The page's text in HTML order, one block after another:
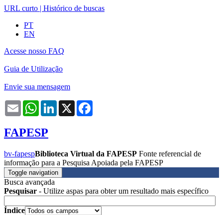
URL curto | Histórico de buscas
PT
EN
Acesse nosso FAQ
Guia de Utilização
Envie sua mensagem
Email WhatsAppLinkedIn
X
FAPESP
bv-fapespBiblioteca Virtual da FAPESP Fonte referencial de
informação para a Pesquisa Apoiada pela FAPESP
Toggle navigation
Busca avançada
Pesquisar - Utilize aspas para obter um resultado mais específico
Índice